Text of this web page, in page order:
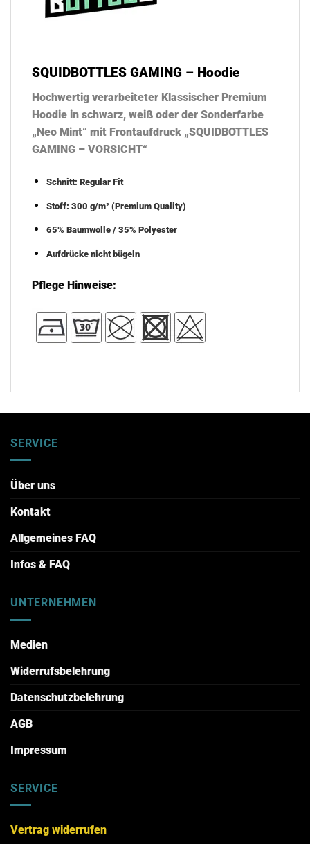
SQUIDBOTTLES GAMING – Hoodie
Hochwertig verarbeiteter Klassischer Premium
Hoodie in schwarz, weiß oder der Sonderfarbe
„Neo Mint“ mit Frontaufdruck „SQUIDBOTTLES
GAMING – VORSICHT“
Schnitt: Regular Fit
Stoff: 300 g/m² (Premium Quality)
65% Baumwolle / 35% Polyester
Aufdrücke nicht bügeln
Pflege Hinweise:
SERVICE
Über uns
Kontakt
Allgemeines FAQ
Infos & FAQ
UNTERNEHMEN
Medien
Widerrufsbelehrung
Datenschutzbelehrung
AGB
Impressum
SERVICE
Vertrag widerrufen